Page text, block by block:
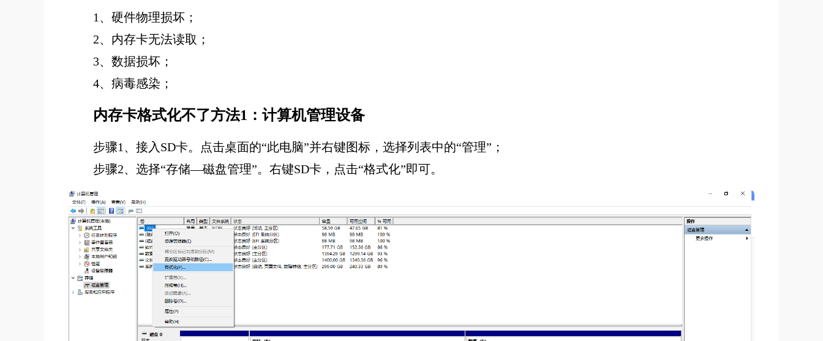
1、 硬件物理损坏；
2、 内存卡无法读取；
3、数据损坏；
4、病毒感染；
内存卡格式化不了方法1：计算机管理设备
步骤1、接入SD卡。点击桌面的“此电脑”并右键图标，选择列表中的“管理”；
步骤2、选择“存储—磁盘管理”。右键SD卡，点击“格式化”即可。